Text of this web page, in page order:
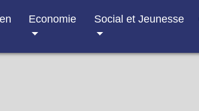
Economie Social et Jeunesse